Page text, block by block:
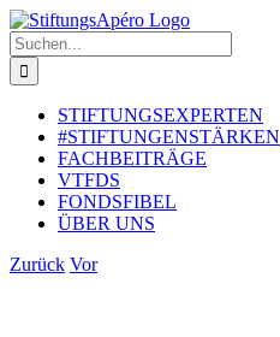
Zum
Inhalt
springen
Suche
nach:
STIFTUNGSEXPERTEN
#STIFTUNGENSTÄRKEN
FACHBEITRÄGE
VTFDS
FONDSFIBEL
ÜBER UNS
Zurück Vor